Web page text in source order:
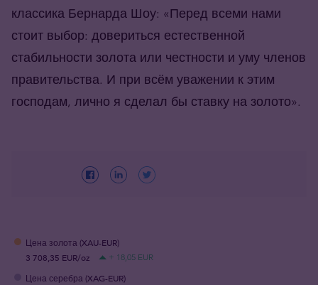
классика Бернарда Шоу: «Перед всеми нами
стоит выбор: довериться естественной
стабильности золота или честности и уму членов
правительства. И при всём уважении к этим
господам, лично я сделал бы ставку на золото».
Цена золота (XAU-EUR)
3 708,35 EUR/oz
+ 18,05 EUR
Цена серебра (XAG-EUR)